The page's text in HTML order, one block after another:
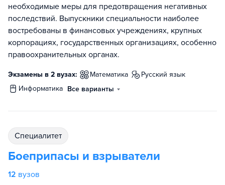
необходимые меры для предотвращения негативных
последствий. Выпускники специальности наиболее
востребованы в финансовых учреждениях, крупных
корпорациях, государственных организациях, особенно
правоохранительных органах.
Экзамены в 2 вузах: математика
русский язык
информатика Все варианты
специалитет
Боеприпасы и взрыватели
12 вузов